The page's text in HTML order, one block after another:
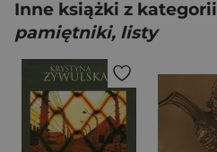
Inne książki z kategorii
pamiętniki, listy